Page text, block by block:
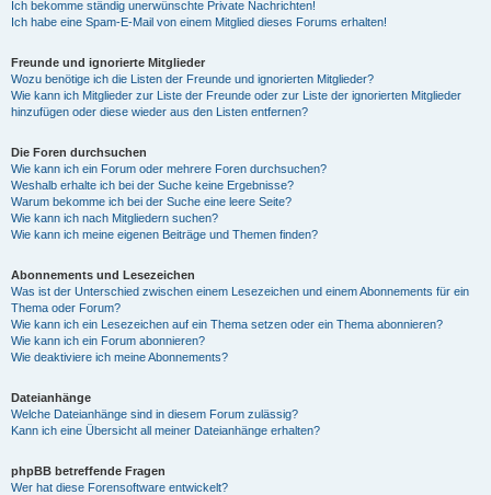
Ich bekomme ständig unerwünschte Private Nachrichten!
Ich habe eine Spam-E-Mail von einem Mitglied dieses Forums erhalten!
Freunde und ignorierte Mitglieder
Wozu benötige ich die Listen der Freunde und ignorierten Mitglieder?
Wie kann ich Mitglieder zur Liste der Freunde oder zur Liste der ignorierten Mitglieder
hinzufügen oder diese wieder aus den Listen entfernen?
Die Foren durchsuchen
Wie kann ich ein Forum oder mehrere Foren durchsuchen?
Weshalb erhalte ich bei der Suche keine Ergebnisse?
Warum bekomme ich bei der Suche eine leere Seite?
Wie kann ich nach Mitgliedern suchen?
Wie kann ich meine eigenen Beiträge und Themen finden?
Abonnements und Lesezeichen
Was ist der Unterschied zwischen einem Lesezeichen und einem Abonnements für ein
Thema oder Forum?
Wie kann ich ein Lesezeichen auf ein Thema setzen oder ein Thema abonnieren?
Wie kann ich ein Forum abonnieren?
Wie deaktiviere ich meine Abonnements?
Dateianhänge
Welche Dateianhänge sind in diesem Forum zulässig?
Kann ich eine Übersicht all meiner Dateianhänge erhalten?
phpBB betreffende Fragen
Wer hat diese Forensoftware entwickelt?